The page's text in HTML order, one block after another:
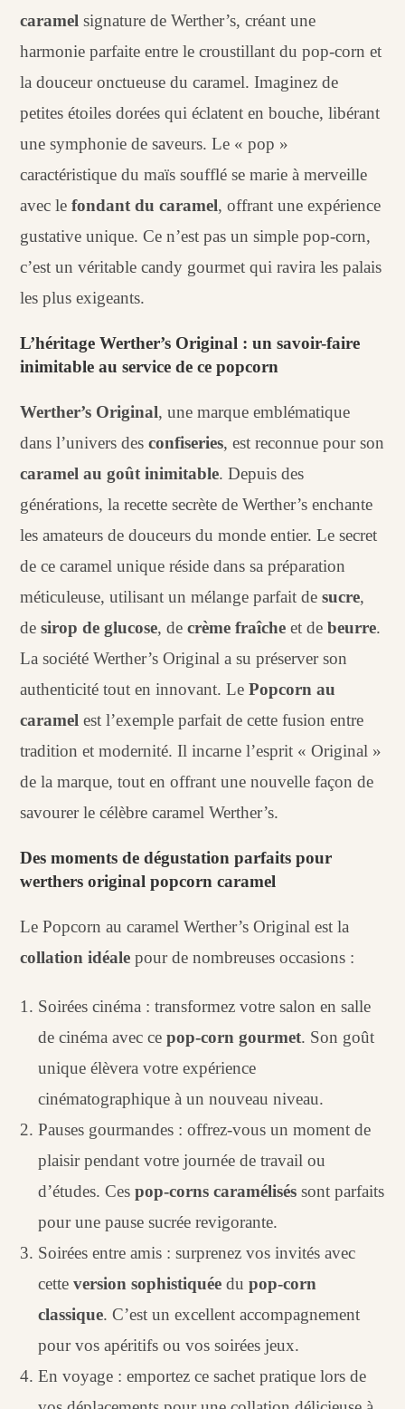
caramel signature de Werther’s, créant une
harmonie parfaite entre le croustillant du pop-corn et
la douceur onctueuse du caramel. Imaginez de
petites étoiles dorées qui éclatent en bouche, libérant
une symphonie de saveurs. Le « pop »
caractéristique du maïs soufflé se marie à merveille
avec le fondant du caramel, offrant une expérience
gustative unique. Ce n’est pas un simple pop-corn,
c’est un véritable candy gourmet qui ravira les palais
les plus exigeants.
L’héritage Werther’s Original : un savoir-faire
inimitable au service de ce popcorn
Werther’s Original, une marque emblématique
dans l’univers desconfiseries, est reconnue pour son
caramel au goût inimitable. Depuis des
générations, la recette secrète de Werther’s enchante
les amateurs de douceurs du monde entier. Le secret
de ce caramel unique réside dans sa préparation
méticuleuse, utilisant un mélange parfait desucre,
desirop de glucose, decrème fraîche et debeurre.
La société Werther’s Original a su préserver son
authenticité tout en innovant. LePopcorn au
caramel est l’exemple parfait de cette fusion entre
tradition et modernité. Il incarne l’esprit « Original »
de la marque, tout en offrant une nouvelle façon de
savourer le célèbre caramel Werther’s.
Des moments de dégustation parfaits pour
werthers original popcorn caramel
Le Popcorn au caramel Werther’s Original est la
collation idéale pour de nombreuses occasions :
Soirées cinéma : transformez votre salon en salle
de cinéma avec cepop-corn gourmet. Son goût
unique élèvera votre expérience
cinématographique à un nouveau niveau.
Pauses gourmandes : offrez-vous un moment de
plaisir pendant votre journée de travail ou
d’études. Cespop-corns caramélisés sont parfaits
pour une pause sucrée revigorante.
Soirées entre amis : surprenez vos invités avec
cetteversion sophistiquée dupop-corn
classique. C’est un excellent accompagnement
pour vos apéritifs ou vos soirées jeux.
En voyage : emportez ce sachet pratique lors de